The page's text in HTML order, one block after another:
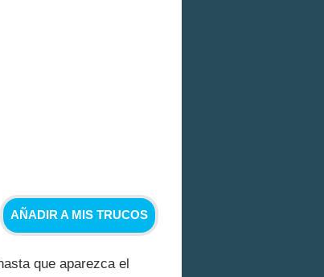
AÑADIR A MIS TRUCOS
que aparezca el